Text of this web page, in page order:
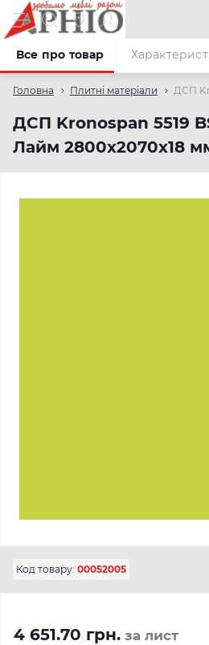
Головна Плитні матеріали ДСП
ДСП Kronospan 5519
Лайм 2800x2070x18
Все про товар
Код товару: 00052005
4 651.70 грн. за лист